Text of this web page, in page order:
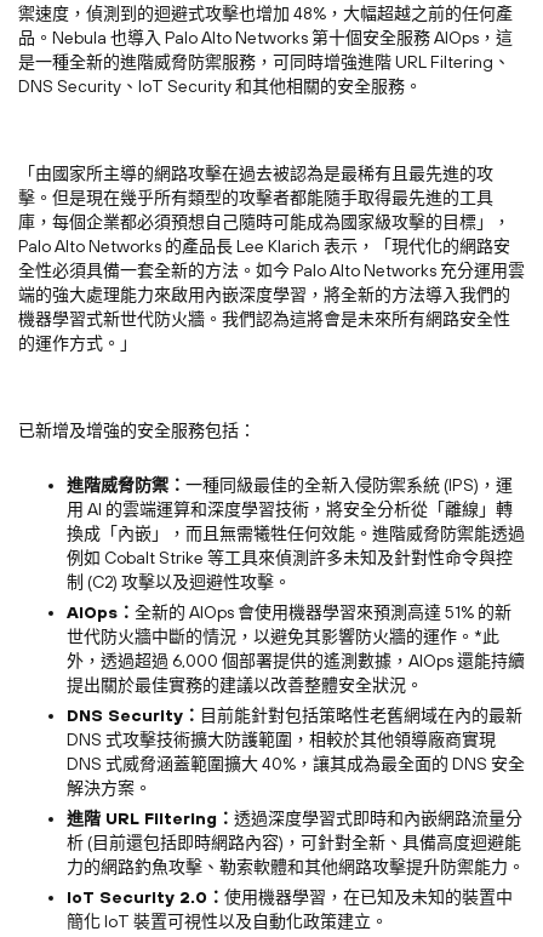
禦速度，偵測到的迴避式攻擊也增加 48%，大幅超越之前的任何產
品。Nebula 也導入 Palo Alto Networks 第十個安全服務 AIOps，這
是一種全新的進階威脅防禦服務，可同時增強進階 URL Filtering、
DNS Security、IoT Security 和其他相關的安全服務。
「由國家所主導的網路攻擊在過去被認為是最稀有且最先進的攻
擊。但是現在幾乎所有類型的攻擊者都能隨手取得最先進的工具
庫，每個企業都必須預想自己隨時可能成為國家級攻擊的目標」，
Palo Alto Networks 的產品長 Lee Klarich 表示，「現代化的網路安
全性必須具備一套全新的方法。如今 Palo Alto Networks 充分運用雲
端的強大處理能力來啟用內嵌深度學習，將全新的方法導入我們的
機器學習式新世代防火牆。我們認為這將會是未來所有網路安全性
的運作方式。」
已新增及增強的安全服務包括：
進階威脅防禦： 一種同級最佳的全新入侵防禦系統 (IPS)，運
用 AI 的雲端運算和深度學習技術，將安全分析從「離線」轉
換成「內嵌」，而且無需犧牲任何效能。進階威脅防禦能透過
例如 Cobalt Strike 等工具來偵測許多未知及針對性命令與控
制 (C2) 攻擊以及迴避性攻擊。
AIOps： 全新的 AIOps 會使用機器學習來預測高達 51% 的新
世代防火牆中斷的情況，以避免其影響防火牆的運作。*此
外，透過超過 6,000 個部署提供的遙測數據，AIOps 還能持續
提出關於最佳實務的建議以改善整體安全狀況。
DNS Security： 目前能針對包括策略性老舊網域在內的最新
DNS 式攻擊技術擴大防護範圍，相較於其他領導廠商實現
DNS 式威脅涵蓋範圍擴大 40%，讓其成為最全面的 DNS 安全
解決方案。
進階 URL Filtering： 透過深度學習式即時和內嵌網路流量分
析 (目前還包括即時網路內容)，可針對全新、具備高度迴避能
力的網路釣魚攻擊、勒索軟體和其他網路攻擊提升防禦能力。
IoT Security 2.0： 使用機器學習，在已知及未知的裝置中
簡化 IoT 裝置可視性以及自動化政策建立。